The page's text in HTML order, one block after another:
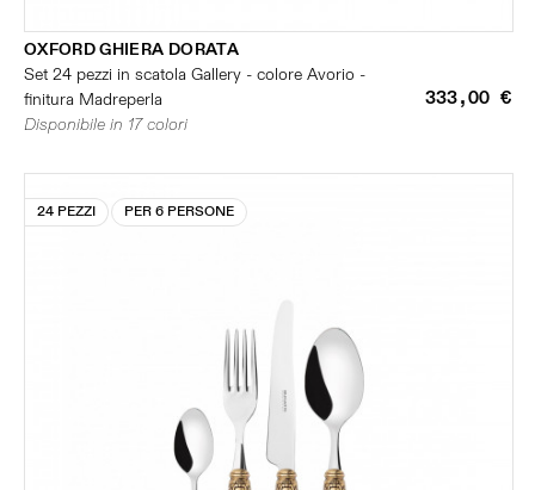
OXFORD GHIERA DORATA
Set 24 pezzi in scatola Gallery - colore Avorio -
finitura Madreperla
333,00 €
Disponibile in 17 colori
24 PEZZI PER 6 PERSONE